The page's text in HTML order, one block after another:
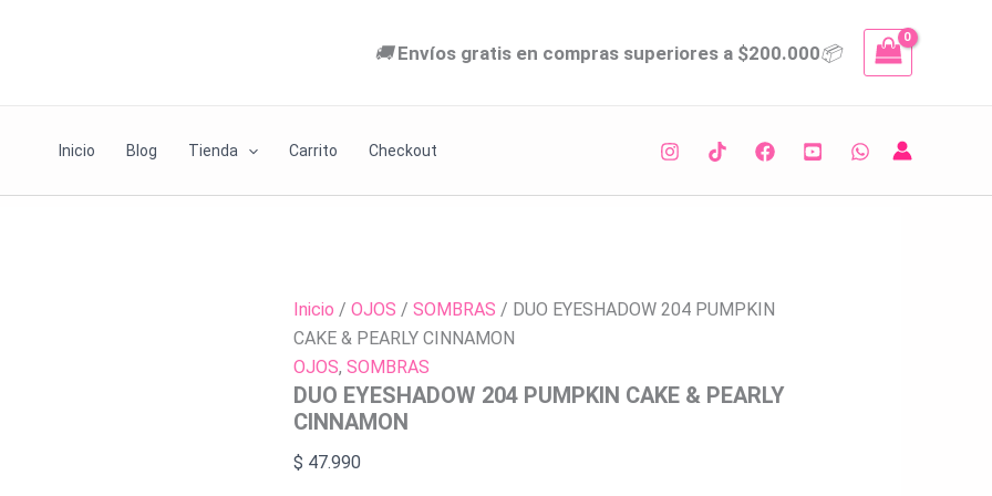
🚚Envíos gratis en compras superiores a $200.000📦
Inicio Blog Tienda Carrito Checkout
Inicio / OJOS / SOMBRAS / DUO EYESHADOW 204 PUMPKIN
CAKE & PEARLY CINNAMON
OJOS, SOMBRAS
DUO EYESHADOW 204 PUMPKIN CAKE & PEARLY
CINNAMON
$ 47.990
PEARLY
cantidad